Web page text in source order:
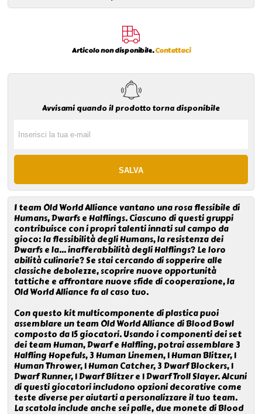
Articolo non disponibile.Contattaci
Avvisami quando il prodotto torna disponibile
I team Old World Alliance vantano una rosa flessibile di
Humans, Dwarfs e Halflings. Ciascuno di questi gruppi
contribuisce con i propri talenti innati sul campo da
gioco: la flessibilità degli Humans, la resistenza dei
Dwarfs e la... inafferabbilità degli Halflings? Le loro
abilità culinarie? Se stai cercando di sopperire alle
classiche debolezze, scoprire nuove opportunità
tattiche e affrontare nuove sfide di cooperazione, la
Old World Alliance fa al caso tuo.
Con questo kit multicomponente di plastica puoi
assemblare un team Old World Alliance di Blood Bowl
composto da 15 giocatori. Usando i componenti dei set
dei team Human, Dwarf e Halfling, potrai assemblare 3
Halfling Hopefuls, 3 Human Linemen, 1 Human Blitzer, 1
Human Thrower, 1 Human Catcher, 3 Dwarf Blockers, 1
Dwarf Runner, 1 Dwarf Blitzer e 1 Dwarf Troll Slayer. Alcuni
di questi giocatori includono opzioni decorative come
teste diverse per aiutarti a personalizzare il tuo team.
La scatola include anche sei palle, due monete di Blood